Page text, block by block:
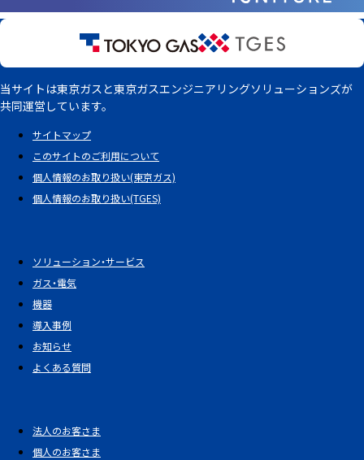
サイトマップ
このサイトのご利用について
個人情報のお取り扱い(東京ガス)
個人情報のお取り扱い(TGES)
ソリューション・サービス
ガス・電気
機器
導入事例
お知らせ
よくある質問
法人のお客さま
個人のお客さま
当サイトは東京ガスと東京ガスエンジニアリングソリューションズが
共同運営しています。